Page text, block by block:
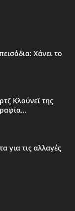
Χάνει το
Κλούνεϊ της
για τις αλλαγές